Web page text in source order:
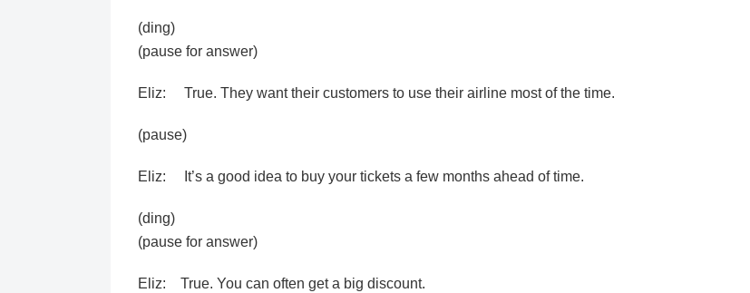
(ding)
(pause for answer)
Eliz: True. They want their customers to use their airline most of the time.
(pause)
Eliz: It’s a good idea to buy your tickets a few months ahead of time.
(ding)
(pause for answer)
Eliz: True. You can often get a big discount.